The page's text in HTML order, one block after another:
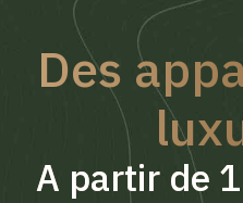
Des
A partir de